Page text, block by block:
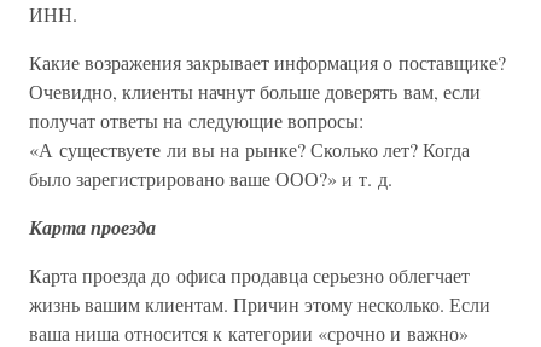
ИНН.
Какие возражения закрывает информация о поставщике?
Очевидно, клиенты начнут больше доверять вам, если
получат ответы на следующие вопросы:
«А существуете ли вы на рынке? Сколько лет? Когда
было зарегистрировано ваше ООО?» и т. д.
Карта проезда
Карта проезда до офиса продавца серьезно облегчает
жизнь вашим клиентам. Причин этому несколько. Если
ваша ниша относится к категории «срочно и важно»